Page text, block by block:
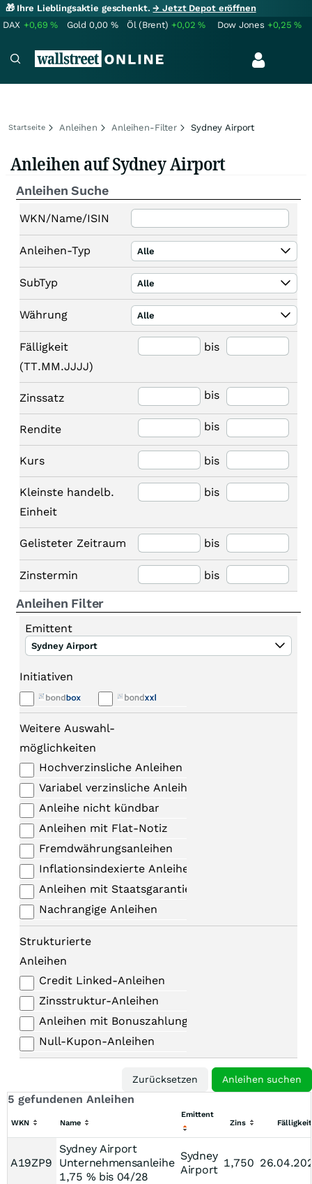
🎁 Ihre Lieblingsaktie geschenkt.→ Jetzt Depot eröffnen
DAX +0,69% Gold 0,00 % Öl (Brent) +0,02% Dow Jones +0,25%
Startseite Anleihen Anleihen-Filter Sydney Airport
Anleihen auf Sydney Airport
Anleihen Suche
WKN/Name/ISIN
Anleihen-Typ Alle
SubTyp Alle
Währung Alle
Fälligkeit
(TT.MM.JJJJ)
bis
Zinssatz bis
Rendite bis
Kurs bis
Kleinste handelb.
Einheit
bis
Gelisteter Zeitraum bis
Zinstermin bis
Anleihen Filter
Emittent
Sydney Airport
Initiativen
Weitere Auswahl-
möglichkeiten
Hochverzinsliche Anleihen
Variabel verzinsliche Anleihen
Anleihe nicht kündbar
Anleihen mit Flat-Notiz
Fremdwährungsanleihen
Inflationsindexierte Anleihen
Anleihen mit Staatsgarantie
Nachrangige Anleihen
Strukturierte
Anleihen
Credit Linked-Anleihen
Zinsstruktur-Anleihen
Anleihen mit Bonuszahlungen
Null-Kupon-Anleihen
5 gefundenen Anleihen
WKN Name
Emittent
Zins
Fälligkeit
A19ZP9
Sydney Airport
Unternehmensanleihe
1,75 % bis 04/28
Sydney
Airport
1,750